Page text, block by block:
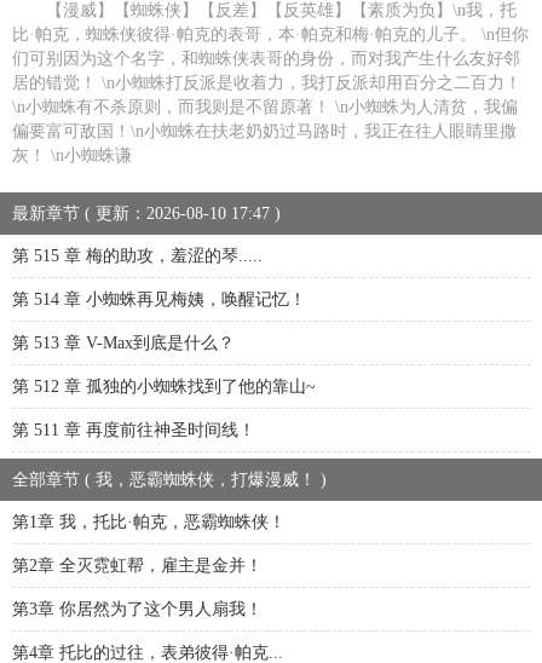
【漫威】【蜘蛛侠】【反差】【反英雄】【素质为负】\n我，托
比·帕克，蜘蛛侠彼得·帕克的表哥，本·帕克和梅·帕克的儿子。 \n但你
们可别因为这个名字，和蜘蛛侠表哥的身份，而对我产生什么友好邻
居的错觉！ \n小蜘蛛打反派是收着力，我打反派却用百分之二百力！
\n小蜘蛛有不杀原则，而我则是不留原著！ \n小蜘蛛为人清贫，我偏
偏要富可敌国！\n小蜘蛛在扶老奶奶过马路时，我正在往人眼睛里撒
灰！ \n小蜘蛛谦
最新章节 ( 更新：2026-08-10 17:47 )
第 515 章 梅的助攻，羞涩的琴.....
第 514 章 小蜘蛛再见梅姨，唤醒记忆！
第 513 章 V-Max到底是什么？
第 512 章 孤独的小蜘蛛找到了他的靠山~
第 511 章 再度前往神圣时间线！
全部章节 ( 我，恶霸蜘蛛侠，打爆漫威！ )
第1章 我，托比·帕克，恶霸蜘蛛侠！
第2章 全灭霓虹帮，雇主是金并！
第3章 你居然为了这个男人扇我！
第4章 托比的过往，表弟彼得·帕克...